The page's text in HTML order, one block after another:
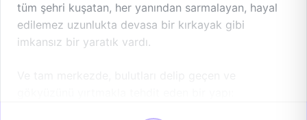
tüm şehri kuşatan, her yanından sarmalayan, hayal
edilemez uzunlukta devasa bir kırkayak gibi
imkansız bir yaratık vardı.